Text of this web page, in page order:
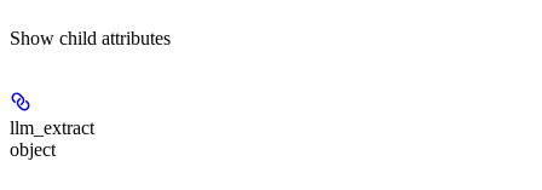
Show child attributes
llm_extract
object